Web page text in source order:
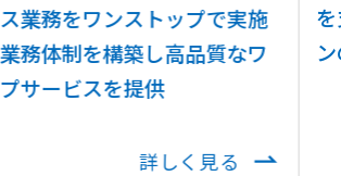
業務をワンストップで実施
務体制を構築し高品質なワ
サービスを提供
詳しく見る